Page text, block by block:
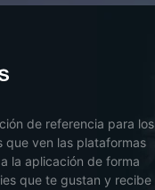
de referencia para los
que ven las plataformas
la aplicación de forma
que te gustan y recibe